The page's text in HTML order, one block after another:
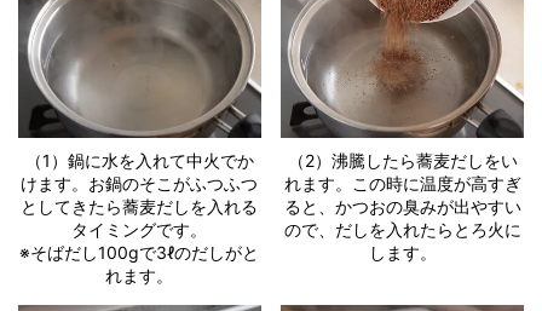
（1）鍋に水を入れて中火でか
けます。お鍋のそこがふつふつ
としてきたら蕎麦だしを入れる
タイミングです。
※そばだし100gで3ℓのだしがと
れます。
（2）沸騰したら蕎麦だしをい
れます。この時に温度が高すぎ
ると、かつおの臭みが出やすい
ので、だしを入れたらとろ火に
します。